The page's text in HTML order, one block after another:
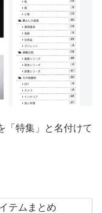
「特集」と名付けて
テムまとめ